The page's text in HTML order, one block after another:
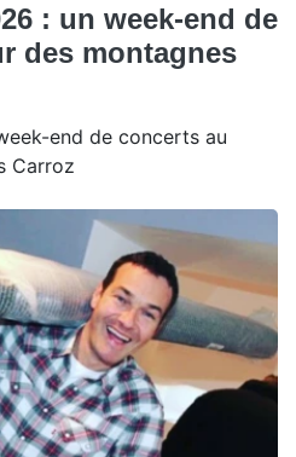
: un week-end de
des montagnes
end de concerts au
Carroz